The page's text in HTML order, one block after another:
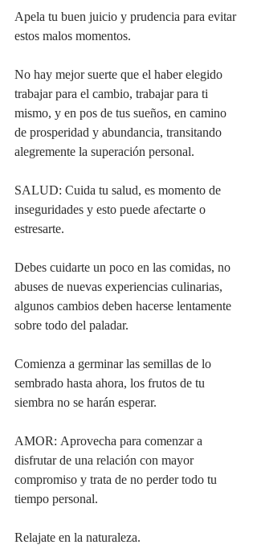
Apela tu buen juicio y prudencia para evitar
estos malos momentos.
No hay mejor suerte que el haber elegido
trabajar para el cambio, trabajar para ti
mismo, y en pos de tus sueños, en camino
de prosperidad y abundancia, transitando
alegremente la superación personal.
SALUD: Cuida tu salud, es momento de
inseguridades y esto puede afectarte o
estresarte.
Debes cuidarte un poco en las comidas, no
abuses de nuevas experiencias culinarias,
algunos cambios deben hacerse lentamente
sobre todo del paladar.
Comienza a germinar las semillas de lo
sembrado hasta ahora, los frutos de tu
siembra no se harán esperar.
AMOR: Aprovecha para comenzar a
disfrutar de una relación con mayor
compromiso y trata de no perder todo tu
tiempo personal.
Relajate en la naturaleza.